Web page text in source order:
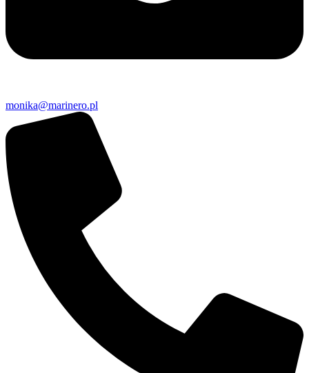
monika@marinero.pl